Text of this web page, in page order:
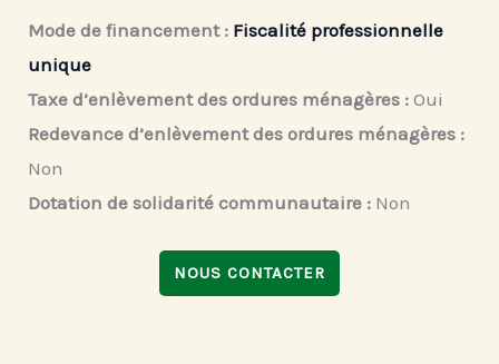
Mode de financement : Fiscalité professionnelle
unique
Taxe d’enlèvement des ordures ménagères : Oui
Redevance d’enlèvement des ordures ménagères :
Non
Dotation de solidarité communautaire : Non
NOUS CONTACTER